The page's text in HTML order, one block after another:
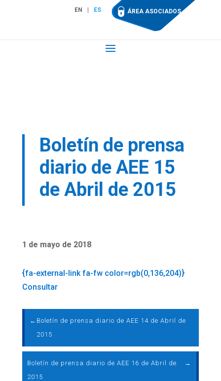
EN ES ÁREA ASOCIADOS
Boletín de prensa
diario de AEE 15
de Abril de 2015
1 de mayo de 2018
{fa-external-link fa-fw color=rgb(0,136,204)}
Consultar
← Boletín de prensa diario de AEE 14 de Abril de
2015
Boletín de prensa diario de AEE 16 de Abril de
2015
→